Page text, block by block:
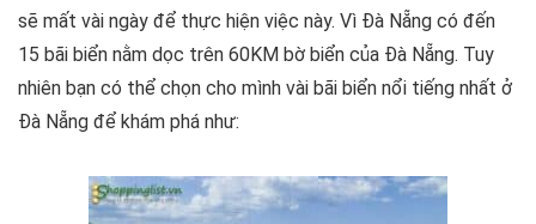
sẽ mất vài ngày để thực hiện việc này. Vì Đà Nẵng có đến
15 bãi biển nằm dọc trên 60KM bờ biển của Đà Nẵng. Tuy
nhiên bạn có thể chọn cho mình vài bãi biển nổi tiếng nhất ở
Đà Nẵng để khám phá như: